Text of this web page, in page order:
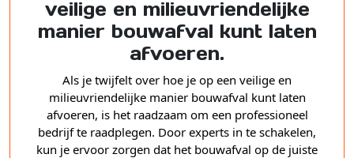
veilige en milieuvriendelijke
manier bouwafval kunt laten
afvoeren.
Als je twijfelt over hoe je op een veilige en
milieuvriendelijke manier bouwafval kunt laten
afvoeren, is het raadzaam om een professioneel
bedrijf te raadplegen. Door experts in te schakelen,
kun je ervoor zorgen dat het bouwafval op de juiste